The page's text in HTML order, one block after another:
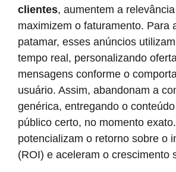
clientes, aumentem a
maximizem o faturamento. Para
patamar, esses anúncios
tempo real, personalizando
mensagens conforme o
usuário. Assim, abandonam a
genérica, entregando o
público certo, no momento
potencializam o retorno sobre o
(ROI) e aceleram o crescimento